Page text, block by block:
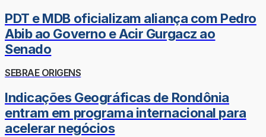
PDT e MDB oficializam aliança com Pedro
Abib ao Governo e Acir Gurgacz ao
Senado
SEBRAE ORIGENS
Indicações Geográficas de Rondônia
entram em programa internacional para
acelerar negócios